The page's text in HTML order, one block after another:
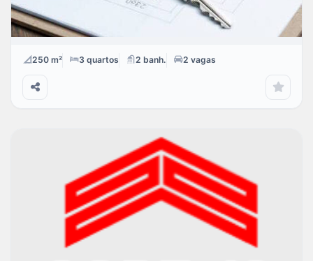
250 m² 3 quartos 2 banh. 2 vagas
Testando envio de fotos